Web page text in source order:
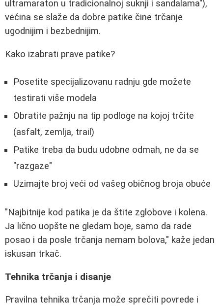
ultramaraton u tradicionalnoj suknji i sandalama"),
većina se slaže da dobre patike čine trčanje
ugodnijim i bezbednijim.
Kako izabrati prave patike?
Posetite specijalizovanu radnju gde možete
testirati više modela
Obratite pažnju na tip podloge na kojoj trčite
(asfalt, zemlja, trail)
Patike treba da budu udobne odmah, ne da se
"razgaze"
Uzimajte broj veći od vašeg običnog broja obuće
"Najbitnije kod patika je da štite zglobove i kolena.
Ja lično uopšte ne gledam boje, samo da rade
posao i da posle trčanja nemam bolova," kaže jedan
iskusan trkač.
Tehnika trčanja i disanje
Pravilna tehnika trčanja može sprečiti povrede i